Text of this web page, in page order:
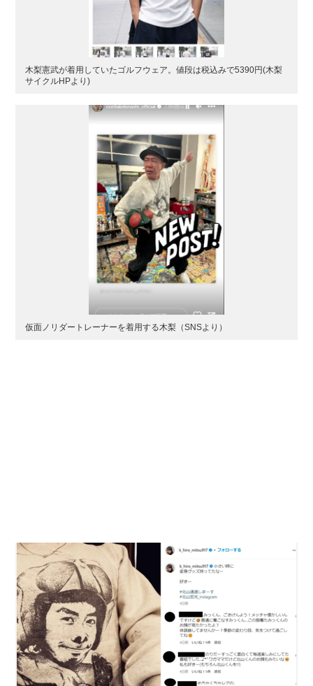
木梨憲武が着用していたゴルフウェア。値段は税込みで5390円(木梨
サイクルHPより)
仮面ノリダートレーナーを着用する木梨（SNSより）